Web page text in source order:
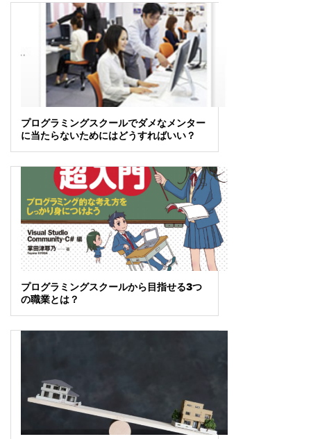
プログラミングスクールでダメなメンター
に当たらないためにはどうすればいい？
プログラミングスクールから目指せる3つ
の職業とは？